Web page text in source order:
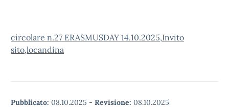
circolare n.27 ERASMUSDAY 14.10.2025,Invito
sito,locandina
Pubblicato: 08.10.2025 - Revisione: 08.10.2025